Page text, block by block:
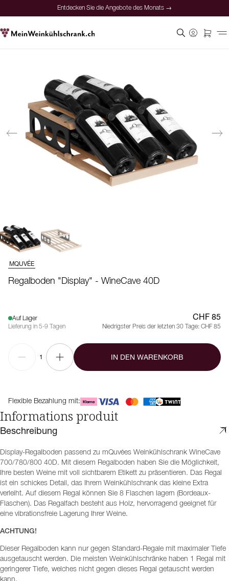
Entdecken Sie die Angebote des Monats →
MQUVÉE
Regalboden "Display" - WineCave 40D
Auf Lager
Lieferung in 5-9 Tagen
CHF 85
Niedrigster Preis der letzten 30 Tage: CHF 85
1 IN DEN WARENKORB
Flexible Bezahlung mit:
Informations produit
Beschreibung
Display-Regalboden passend zu mQuvées Weinkühlschrank WineCave
700/780/800 40D. Mit diesem Regalboden haben Sie die Möglichkeit,
Ihre besten Weine mit voll sichtbarem Etikett zu präsentieren. Das Regal
ist ein schickes Detail, das Ihrem Weinkühlschrank das kleine Extra
verleiht. Auf diesem Regal können Sie 8 Flaschen lagern (Bordeaux-
Flaschen). Das Regalfach besteht aus Holz, hervorragend geeignet für
eine vibrationsfreie Lagerung Ihrer Weine.
ACHTUNG!
Dieser Regalboden kann nur gegen Standard-Regale mit maximaler Tiefe
ausgetauscht werden. Die meisten Weinkühlschränke haben 1 Regal mit
geringerer Tiefe, welches nicht gegen dieses Regal getauscht werden